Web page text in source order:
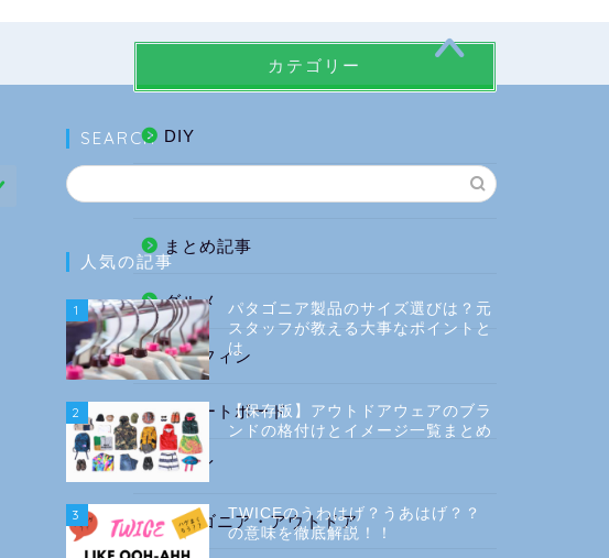
カテゴリー
DIY
まとめ記事
グルメ
サーフィン
スケートボード
ハワイ
パタゴニア・アウトドア
SEARCH
人気の記事
1
パタゴニア製品のサイズ選びは？元
スタッフが教える大事なポイントと
は
2
【保存版】アウトドアウェアのブラ
ンドの格付けとイメージ一覧まとめ
3
TWICEのうわはげ？うあはげ？？
の意味を徹底解説！！